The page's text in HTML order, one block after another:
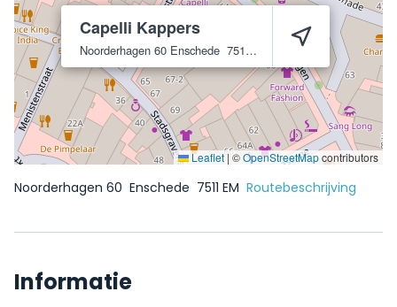
Capelli Kappers
Noorderhagen 60 Enschede 7511 EM
Leaflet | ©OpenStreetMapcontributors
Noorderhagen 60 Enschede 7511 EM Routebeschrijving
Informatie